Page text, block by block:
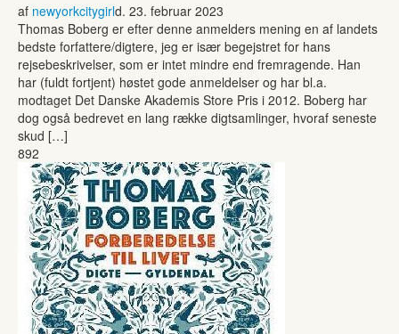
af newyorkcitygirld. 23. februar 2023
Thomas Boberg er efter denne anmelders mening en af landets
bedste forfattere/digtere, jeg er især begejstret for hans
rejsebeskrivelser, som er intet mindre end fremragende. Han
har (fuldt fortjent) høstet gode anmeldelser og har bl.a.
modtaget Det Danske Akademis Store Pris i 2012. Boberg har
dog også bedrevet en lang række digtsamlinger, hvoraf seneste
skud […]
892